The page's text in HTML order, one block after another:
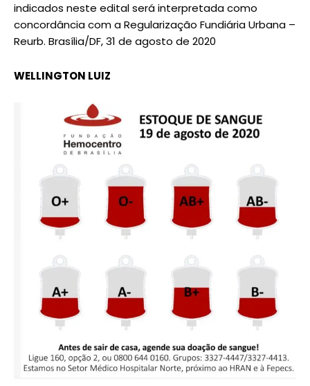
indicados neste edital será interpretada como
concordância com a Regularização Fundiária Urbana –
Reurb. Brasília/DF, 31 de agosto de 2020
WELLINGTON LUIZ